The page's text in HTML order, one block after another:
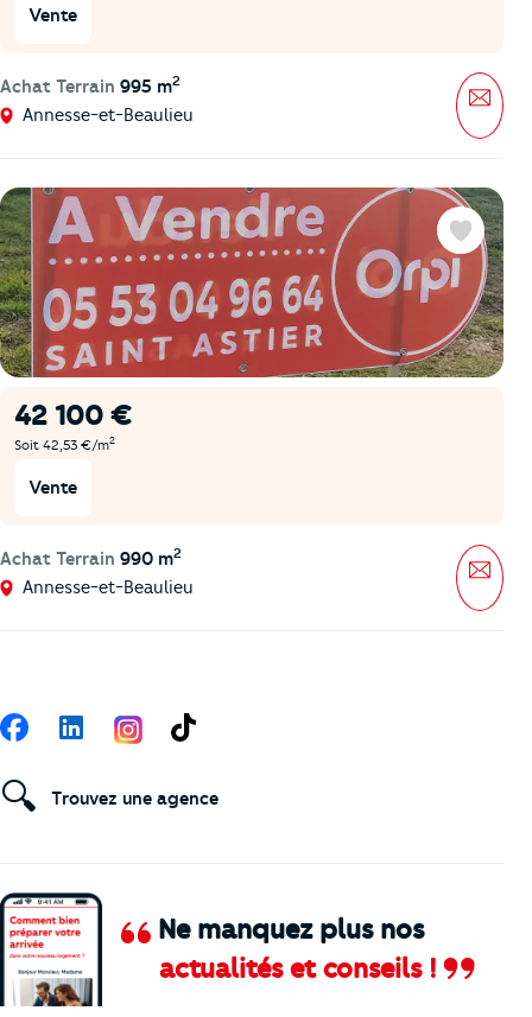
Vente
Achat Terrain 995 m2
Annesse-et-Beaulieu
42 100 €
Soit 42,53 €/m2
Vente
Achat Terrain 990 m2
Annesse-et-Beaulieu
Favoris
Ne manquez plus nos
actualités et conseils !
Suivez-nous
FacebookLinkedIn TikTok
🔍 Trouvez une agence